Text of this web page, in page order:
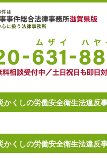
かくしの労働安全衛生法違反
かくしの労働安全衛生法違反